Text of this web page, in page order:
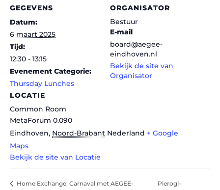
GEGEVENS
Datum:
6 maart 2025
Tijd:
12:30 - 13:15
Evenement Categorie:
Thursday Lunches
LOCATIE
Common Room
MetaForum 0.090
Eindhoven, Noord-Brabant Nederland + Google
Maps
Bekijk de site van Locatie
ORGANISATOR
Bestuur
E-mail
board@aegee-
eindhoven.nl
Bekijk de site van
Organisator
Home Exchange: Carnaval met AEGEE-
Pierogi-